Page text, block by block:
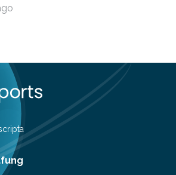
Sie helfen Ihnen, Ausgaben
1. Multibanking-Tools: Alle
Viele Banken bieten bereits in
eine Multibanking-Funktion an,
bei anderen Banken…